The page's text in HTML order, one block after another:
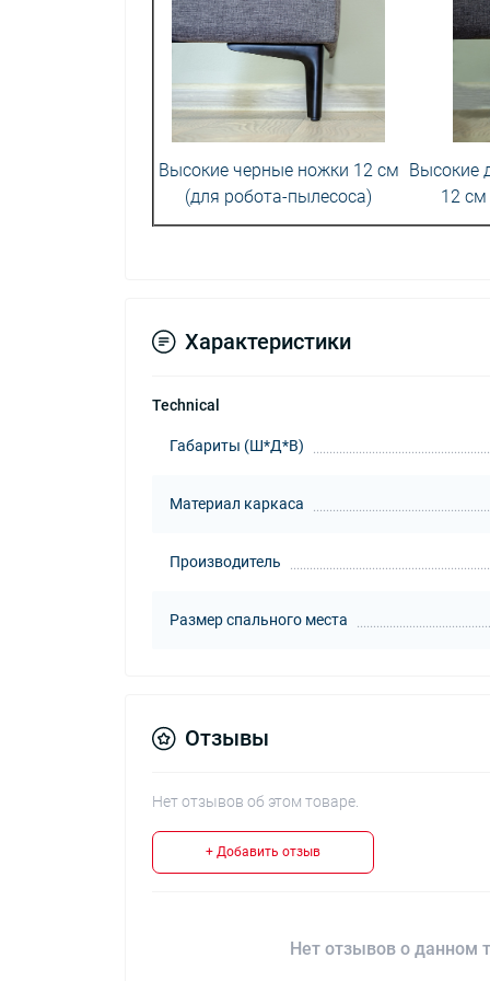
Высокие черные ножки 12 см
(для робота-пылесоса)
Высокие
12 см
Характеристики
Technical
Габариты (Ш*Д*В)
Материал каркаса
Производитель
Размер спального места
Отзывы
Нет отзывов об этом товаре.
+ Добавить отзыв
Нет отзывов о данном